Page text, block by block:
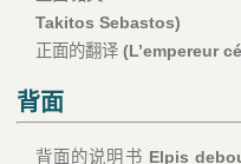
Takitos Sebastos)
正面的翻译 (L’empereur
背面
背面的说明书 Elpis